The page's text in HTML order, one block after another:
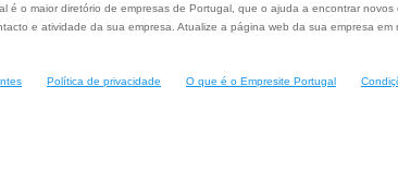
é o maior diretório de empresas de Portugal, que o ajuda a encontrar
e atividade da sua empresa. Atualize a página web da sua empresa em
Política de privacidade O que é o Empresite Portugal